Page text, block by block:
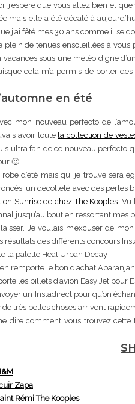
j’espère que vous allez bien et
mais elle a été décalé à
j’ai fêté mes 30 ans comme il se
plein de tenues ensoleillées à
sous une météo digne
cela m’a permis de porter
en été
mon nouveau perfecto de
avoir toute la collection de
ultra fan de ce nouveau perfecto
🙂
robe d’été mais qui je trouve
un décolleté avec des perles
Sunrise de chez The Kooples. Vu
jusqu’au bout en ressortant mes
Je voulais m’excuser de
résultats des différents concours
la palette Heat Urban Decay
remporte le bon d’achat Aparanjan
les billets d’avion Easy Jet pour
un Instadirect pour qu’on
de très belles choses arrivent
dire comment vous trouvez
Zapa
Rémi The Kooples
Mon
Lyon :